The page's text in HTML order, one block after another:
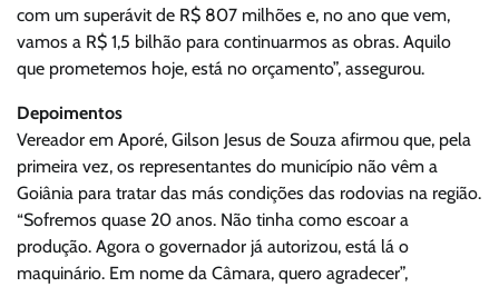
com um superávit de R$ 807 milhões e, no ano que vem,
vamos a R$ 1,5 bilhão para continuarmos as obras. Aquilo
que prometemos hoje, está no orçamento”, assegurou.
Depoimentos
Vereador em Aporé, Gilson Jesus de Souza afirmou que, pela
primeira vez, os representantes do município não vêm a
Goiânia para tratar das más condições das rodovias na região.
“Sofremos quase 20 anos. Não tinha como escoar a
produção. Agora o governador já autorizou, está lá o
maquinário. Em nome da Câmara, quero agradecer”,